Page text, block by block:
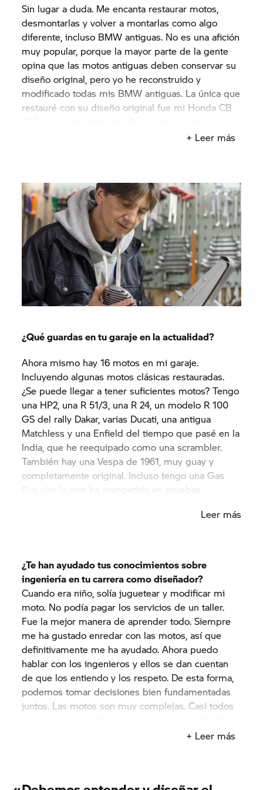
Sin lugar a duda. Me encanta restaurar motos,
desmontarlas y volver a montarlas como algo
diferente, incluso BMW antiguas. No es una afición
muy popular, porque la mayor parte de la gente
opina que las motos antiguas deben conservar su
diseño original, pero yo he reconstruido y
modificado todas mis BMW antiguas. La única que
restauré con su diseño original fue mi Honda CB
También modifiqué una BMW 51/3 de 1954. Sirvió
la personalización, es algo genial. Me encanta.
Incluso con la BMW de 58 años que utilizo a diario
y que siempre ha sido fiable.
+ Leer más
¿Qué guardas en tu garaje en la actualidad?
Ahora mismo hay 16 motos en mi garaje.
Incluyendo algunas motos clásicas restauradas.
¿Se puede llegar a tener suficientes motos? Tengo
una HP2, una R 51/3, una R 24, un modelo R 100
GS del rally Dakar, varias Ducati, una antigua
Matchless y una Enfield del tiempo que pasé en la
India, que he reequipado como una scrambler.
También hay una Vespa de 1961, muy guay y
completamente original. Incluso tengo una Gas
Gas con la que he competido en pruebas.
Leer más
¿Te han ayudado tus conocimientos sobre
ingeniería en tu carrera como diseñador?
Cuando era niño, solía juguetear y modificar mi
moto. No podía pagar los servicios de un taller.
Fue la mejor manera de aprender todo. Siempre
me ha gustado enredar con las motos, así que
definitivamente me ha ayudado. Ahora puedo
hablar con los ingenieros y ellos se dan cuentan
de que los entiendo y los respeto. De esta forma,
podemos tomar decisiones bien fundamentadas
juntos. Las motos son muy complejas. Casi todos
fuera. Así que debemos entender y diseñar el
+ Leer más